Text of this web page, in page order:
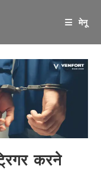
मेनू
करने